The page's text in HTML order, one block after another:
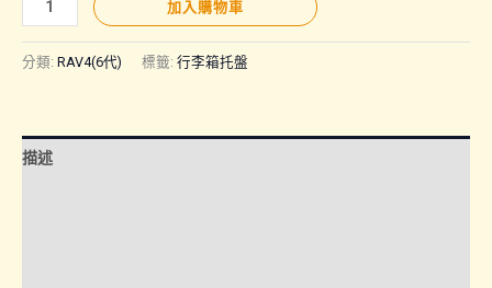
6
代
李
箱
加入購物車
分類: RAV4(6代) 標籤: 行李箱托盤
描述